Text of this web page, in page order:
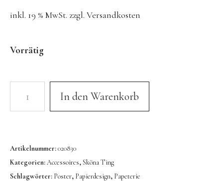
Konges Sløjd
Lovi | Wooden Creations
MAVA Kinderuhren
MINI KYOMO | Kinderuhren
Mr MARIA | Leuchten
inkl. 19 % MwSt. zzgl. Versandkosten
Vorrätig
In den Warenkorb
Artikelnummer:020830
Kategorien:Accessoires,Sköna Ting
Schlagwörter: Poster, Papierdesign, Papeterie